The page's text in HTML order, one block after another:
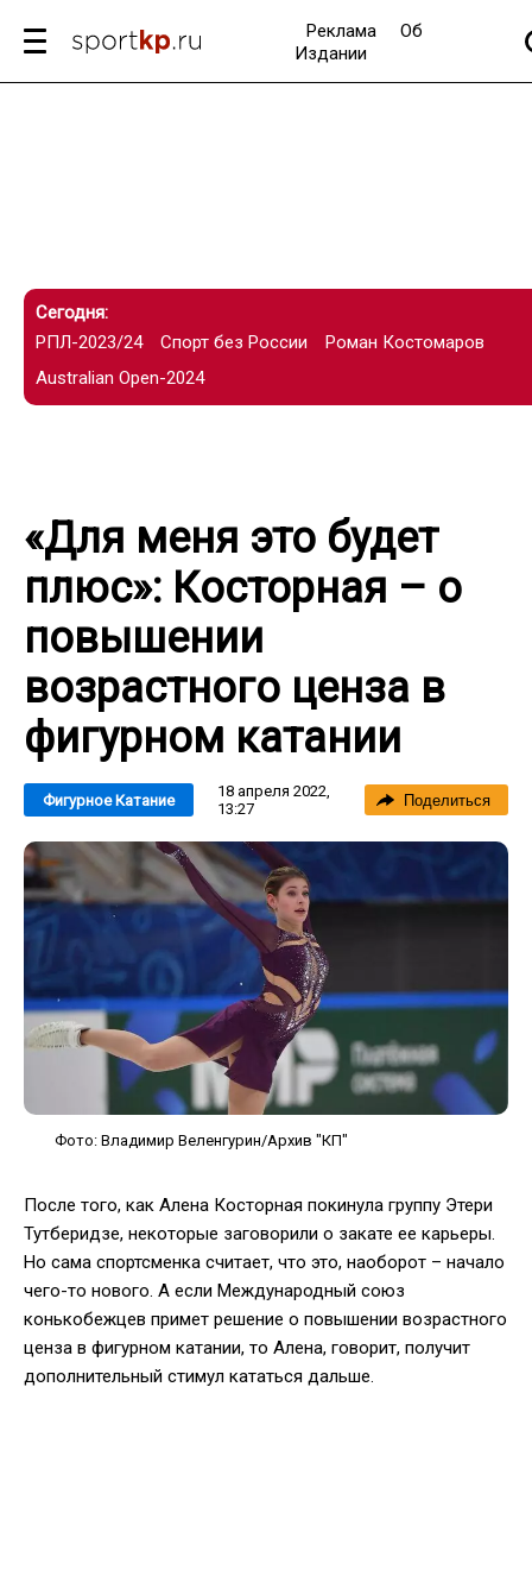
Реклама
Об
Издании
Сегодня:
РПЛ-2023/24
Спорт без России
Роман Костомаров
Australian Open-2024
«Для меня это будет
плюс»: Косторная – о
повышении
возрастного ценза в
фигурном катании
Фигурное Катание
18 апреля 2022,
13:27
Поделиться
Фото: Владимир Веленгурин/Архив "КП"
После того, как Алена Косторная покинула группу Этери
Тутберидзе, некоторые заговорили о закате ее карьеры.
Но сама спортсменка считает, что это, наоборот – начало
чего-то нового. А если Международный союз
конькобежцев примет решение о повышении возрастного
ценза в фигурном катании, то Алена, говорит, получит
дополнительный стимул кататься дальше.